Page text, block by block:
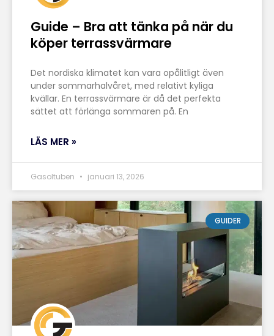
Guide – Bra att tänka på när du
köper terrassvärmare
Det nordiska klimatet kan vara opålitligt även
under sommarhalvåret, med relativt kyliga
kvällar. En terrassvärmare är då det perfekta
sättet att förlänga sommaren på. En
LÄS MER »
Gasoltuben januari 13, 2026
GUIDER